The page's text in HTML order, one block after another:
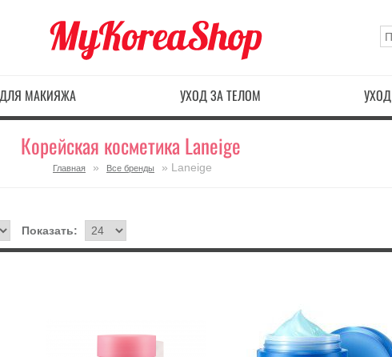
МАКИЯЖА УХОД ЗА ТЕЛОМ
Корейская косметика Laneige
Главная » Все бренды » Laneige
Показать: